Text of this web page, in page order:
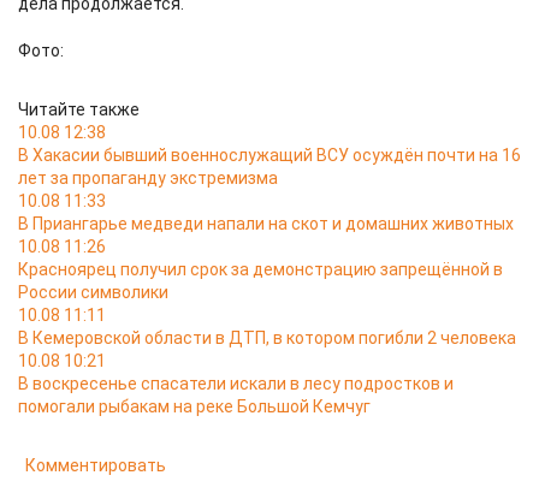
Фото:
Читайте также
10.08 12:38
В Хакасии бывший военнослужащий ВСУ осуждён почти на 16
лет за пропаганду экстремизма
10.08 11:33
В Приангарье медведи напали на скот и домашних животных
10.08 11:26
Красноярец получил срок за демонстрацию запрещённой в
России символики
10.08 11:11
В Кемеровской области в ДТП, в котором погибли 2 человека
10.08 10:21
В воскресенье спасатели искали в лесу подростков и
помогали рыбакам на реке Большой Кемчуг
Комментировать